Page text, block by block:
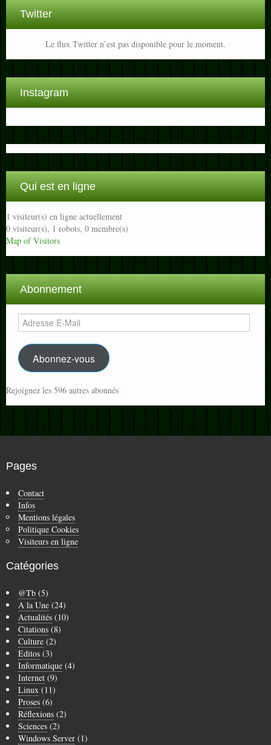
Twitter
Le flux Twitter n’est pas disponible pour le moment.
Instagram
Qui est en ligne
1 visiteur(s) en ligne actuellement
0 visiteur(s), 1 robots, 0 membre(s)
Map of Visitors
Abonnement
Adresse
E-
Mail
Abonnez-vous
Rejoignez les 596 autres abonnés
Pages
Contact
Infos
Mentions légales
Politique Cookies
Visiteurs en ligne
Catégories
@Tb (5)
A la Une (24)
Actualités (10)
Citations (8)
Culture (2)
Editos (3)
Informatique (4)
Internet (9)
Linux (11)
Proses (6)
Réflexions (2)
Sciences (2)
Windows Server (1)